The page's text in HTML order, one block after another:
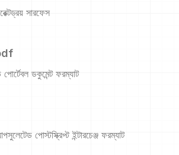
সারফেস
ডকুমেন্ট ফরম্যাট
পোস্টস্ক্রিপ্ট ইন্টারচেঞ্জ ফরম্যাট